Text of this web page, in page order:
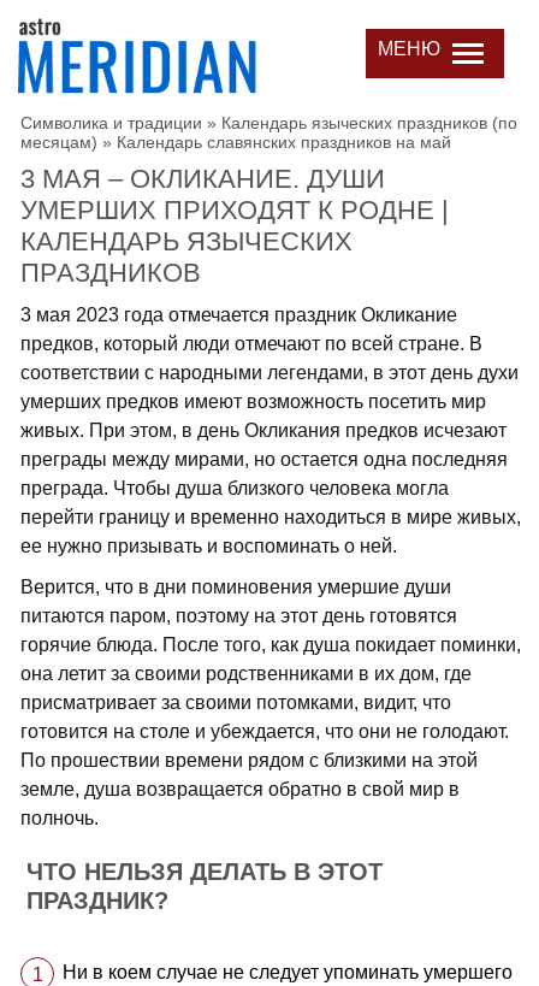
МЕНЮ
Символика и традиции » Календарь языческих праздников (по
месяцам) » Календарь славянских праздников на май
3 МАЯ – ОКЛИКАНИЕ. ДУШИ
УМЕРШИХ ПРИХОДЯТ К РОДНЕ |
КАЛЕНДАРЬ ЯЗЫЧЕСКИХ
ПРАЗДНИКОВ
3 мая 2023 года отмечается праздник Окликание
предков, который люди отмечают по всей стране. В
соответствии с народными легендами, в этот день духи
умерших предков имеют возможность посетить мир
живых. При этом, в день Окликания предков исчезают
преграды между мирами, но остается одна последняя
преграда. Чтобы душа близкого человека могла
перейти границу и временно находиться в мире живых,
ее нужно призывать и воспоминать о ней.
Верится, что в дни поминовения умершие души
питаются паром, поэтому на этот день готовятся
горячие блюда. После того, как душа покидает поминки,
она летит за своими родственниками в их дом, где
присматривает за своими потомками, видит, что
готовится на столе и убеждается, что они не голодают.
По прошествии времени рядом с близкими на этой
земле, душа возвращается обратно в свой мир в
полночь.
ЧТО НЕЛЬЗЯ ДЕЛАТЬ В ЭТОТ
ПРАЗДНИК?
Ни в коем случае не следует упоминать умершего